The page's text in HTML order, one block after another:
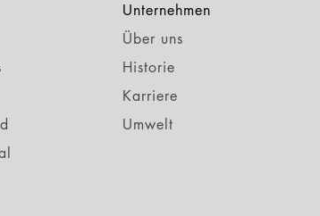
Unternehmen
Über uns
Historie
Karriere
Umwelt